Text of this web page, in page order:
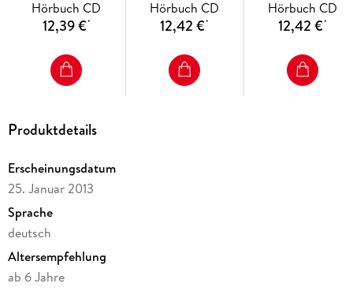
Hörbuch CD
12,39 €*
Hörbuch CD
12,42 €*
Hörbuch CD
12,42 €*
Produktdetails
Erscheinungsdatum
25. Januar 2013
Sprache
deutsch
Altersempfehlung
ab 6 Jahre